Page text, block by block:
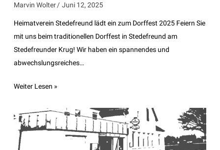
Marvin Wolter Juni 12, 2025
Heimatverein Stedefreund lädt ein zum Dorffest 2025 Feiern Sie
mit uns beim traditionellen Dorffest in Stedefreund am
Stedefreunder Krug! Wir haben ein spannendes und
abwechslungsreiches…
Weiter Lesen »